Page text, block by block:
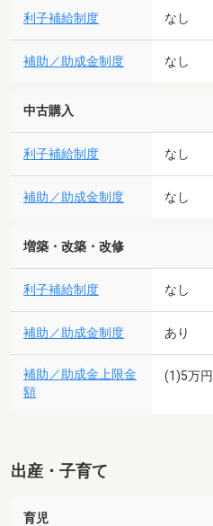
利子補給制度 なし
補助／助成金制度 なし
中古購入
利子補給制度 なし
補助／助成金制度 なし
増築・改築・改修
利子補給制度 なし
補助／助成金制度 あり
補助／助成金上限金
額
(1)5万
出産・子育て
育児